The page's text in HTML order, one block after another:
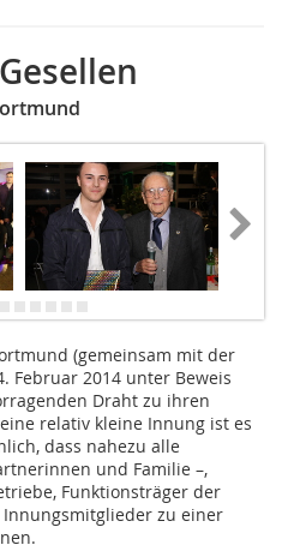
(gemeinsam mit der
Februar 2014 unter Beweis
Draht zu ihren
relativ kleine Innung ist es
dass nahezu alle
und Familie –,
Funktionsträger der
zu einer